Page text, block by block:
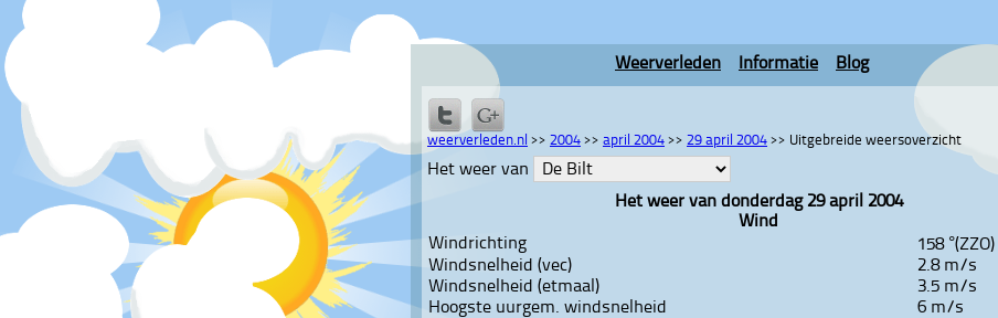
Weerverleden Informatie Blog
weerverleden.nl >> 2004 >> april 2004 >> 29 april 2004 >> Uitgebreide weersoverzicht
Het weer van
Het weer van donderdag 29 april 2004
Wind
Windrichting
158 °(ZZO)
Windsnelheid (vec)
2.8 m/s
Windsnelheid (etmaal)
3.5 m/s
Hoogste uurgem. windsnelheid
6 m/s